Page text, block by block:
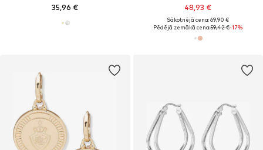
35,96 € 48,93 €
Sākotnējā cena: 69,90 €
Pēdējā zemākā cena:59,42 €-17%